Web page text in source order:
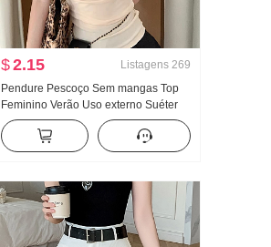
$2.15 Listagens 269
Pendure Pescoço Sem mangas Top
Feminino Verão Uso externo Suéter
de Malha Regata 2026 Novo Costas
Abertas Cintura ajustada Alça de
ombro Design Sentido Nicho